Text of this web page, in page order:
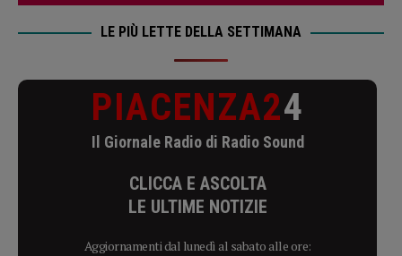
LE PIÙ LETTE DELLA SETTIMANA
PIACENZA24
Il Giornale Radio di Radio Sound
CLICCA E ASCOLTA
LE ULTIME NOTIZIE
Aggiornamenti dal lunedì al sabato alle ore: